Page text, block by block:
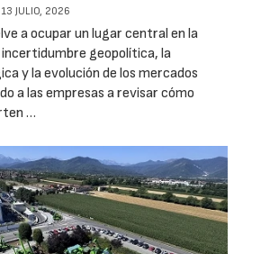
JULIO, 2026
a ocupar un lugar central en la
geopolítica, la
y la evolución de los mercados
a las empresas a revisar cómo
…